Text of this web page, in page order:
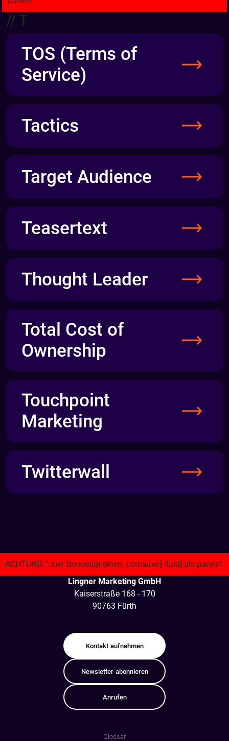
// T
TOS (Terms of
Service)
Tactics
Target Audience
Teasertext
Thought Leader
Total Cost of
Ownership
Touchpoint
Marketing
Twitterwall
Lingner Marketing GmbH
Kaiserstraße 168 - 170
90763 Fürth
Kontakt aufnehmen
Newsletter abonnieren
Anrufen
Glossar